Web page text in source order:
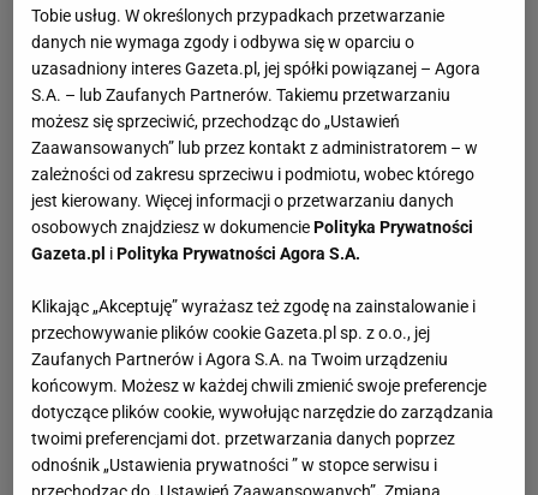
Kariera drużynowa
Na początku swojej kariery Jaqueline Carvalho związała
się w roku 2002 z zespołem Gremio de Volei Osasco.
Grała tam przez 2 sezony. Następnie na kolejne 2 lata
siatkarka związała się z drużyną Unilever Rio de Janeiro.
Zawodniczka z Recife w roku 2006 zdecydowała się na
wyjazd do Europy, gdzie co sezon zmieniała klub. Jej
pierwszym zespołem było Vini Monteschiavo Jesi.
ekipy Gruppo Murcia 2002. W sezonie 2008/2008
powróciła na Półwysep Apeniński, aby reprezentować
barwy Scavolini Pesaro.
W roku 2009 siatkarka wróciła do ojczyzny i ponownie
zaczęła występować w zespole Gremio de Volei Osasco.
Tobie usług. W określonych przypadkach przetwarzanie
danych nie wymaga zgody i odbywa się w oparciu o
uzasadniony interes Gazeta.pl, jej spółki powiązanej – Agora
S.A. – lub Zaufanych Partnerów. Takiemu przetwarzaniu
możesz się sprzeciwić, przechodząc do „Ustawień
Zaawansowanych” lub przez kontakt z administratorem – w
zależności od zakresu sprzeciwu i podmiotu, wobec którego
jest kierowany. Więcej informacji o przetwarzaniu danych
osobowych znajdziesz w dokumenciePolityka Prywatności
Gazeta.pl iPolityka Prywatności Agora S.A.
Klikając „Akceptuję” wyrażasz też zgodę na zainstalowanie i
przechowywanie plików cookie Gazeta.pl sp. z o.o., jej
Zaufanych Partnerów i Agora S.A. na Twoim urządzeniu
końcowym. Możesz w każdej chwili zmienić swoje preferencje
dotyczące plików cookie, wywołując narzędzie do zarządzania
twoimi preferencjami dot. przetwarzania danych poprzez
odnośnik „Ustawienia prywatności ” w stopce serwisu i